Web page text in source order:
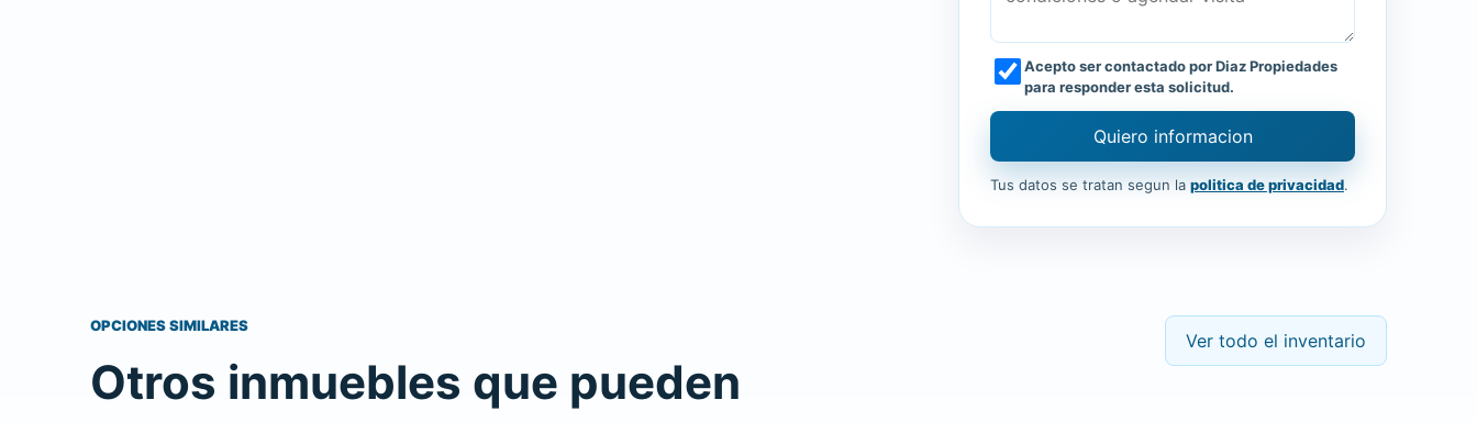
Acepto ser contactado por Diaz Propiedades
para responder esta solicitud.
Quiero informacion
Tus datos se tratan segun la politica de privacidad.
OPCIONES SIMILARES
Otros inmuebles que pueden
Ver todo el inventario